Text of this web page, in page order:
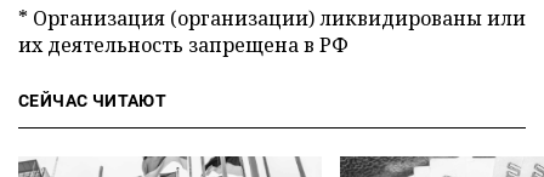
* Организация (организации) ликвидированы или
их деятельность запрещена в РФ
СЕЙЧАС ЧИТАЮТ